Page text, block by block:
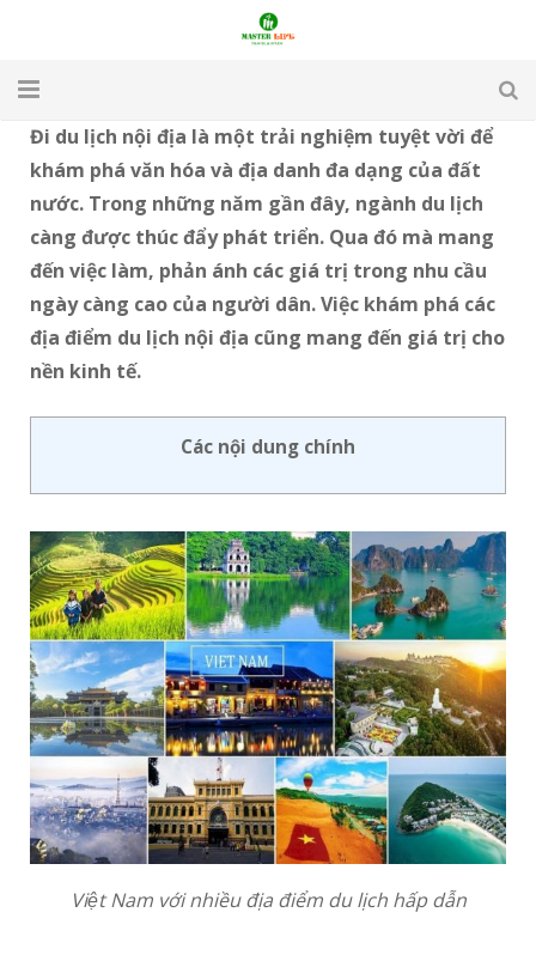
TRANG CHỦ
GIỚI THIỆU
DU LỊCH
DU HỌC
VISA
APARTMENT & HOTEL
LIÊN HỆ
Đi du lịch nội địa là một trải nghiệm tuyệt vời để
khám phá văn hóa và địa danh đa dạng của đất
nước. Trong những năm gần đây, ngành du lịch
càng được thúc đẩy phát triển. Qua đó mà mang
đến việc làm, phản ánh các giá trị trong nhu cầu
ngày càng cao của người dân. Việc khám phá các
địa điểm du lịch nội địa cũng mang đến giá trị cho
nền kinh tế.
Các nội dung chính
Việt Nam với nhiều địa điểm du lịch hấp dẫn